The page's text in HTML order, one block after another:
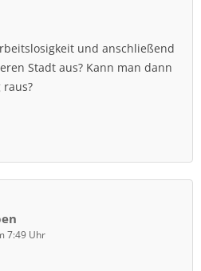
und anschließend
Stadt aus? Kann man dann
7:49 Uhr